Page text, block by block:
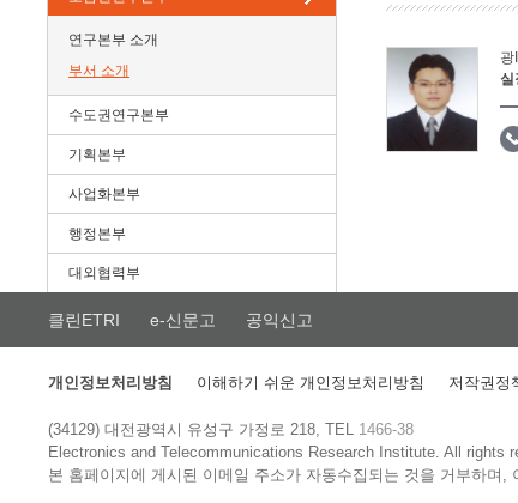
연구본부 소개
부서 소개
수도권연구본부
기획본부
사업화본부
행정본부
대외협력부
광
실
클린ETRI e-신문고 공익신고
개인정보처리방침 이해하기 쉬운 개인정보처리방침 저작권정
(34129) 대전광역시 유성구 가정로 218, TEL 1466-38
Electronics and Telecommunications Research Institute.All rights
본 홈페이지에 게시된 이메일 주소가 자동수집되는 것을 거부하며